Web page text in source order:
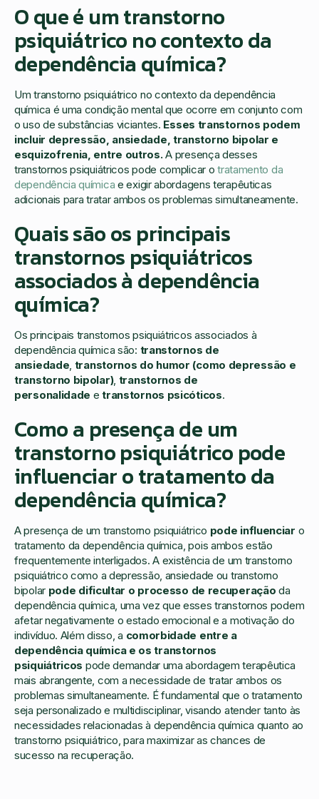
O que é um transtorno
psiquiátrico no contexto da
dependência química?
Um transtorno psiquiátrico no contexto da dependência
química é uma condição mental que ocorre em conjunto com
o uso de substâncias viciantes. Esses transtornos podem
incluir depressão, ansiedade, transtorno bipolar e
esquizofrenia, entre outros.A presença desses
transtornos psiquiátricos pode complicar otratamento da
dependência química e exigir abordagens terapêuticas
adicionais para tratar ambos os problemas simultaneamente.
Quais são os principais
transtornos psiquiátricos
associados à dependência
química?
Os principais transtornos psiquiátricos associados à
dependência química são: transtornos de
ansiedade, transtornos do humor (como depressão e
transtorno bipolar), transtornos de
personalidade etranstornos psicóticos.
Como a presença de um
transtorno psiquiátrico pode
influenciar o tratamento da
dependência química?
A presença de um transtorno psiquiátrico pode influenciar o
tratamento da dependência química, pois ambos estão
frequentemente interligados. A existência de um transtorno
psiquiátrico como a depressão, ansiedade ou transtorno
bipolarpode dificultar o processo de recuperaçãoda
dependência química, uma vez que esses transtornos podem
afetar negativamente o estado emocional e a motivação do
indivíduo. Além disso, a comorbidade entre a
dependência química e os transtornos
psiquiátricos pode demandar uma abordagem terapêutica
mais abrangente, com a necessidade de tratar ambos os
problemas simultaneamente. É fundamental que o tratamento
seja personalizado e multidisciplinar, visando atender tanto às
necessidades relacionadas à dependência química quanto ao
transtorno psiquiátrico, para maximizar as chances de
sucesso na recuperação.